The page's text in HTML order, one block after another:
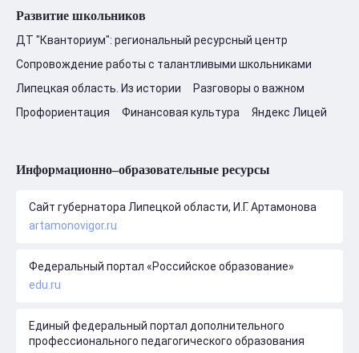
Развитие школьников
ДТ "Кванториум": региональный ресурсный центр
Сопровождение работы с талантливыми школьниками
Липецкая область. Из истории
Разговоры о важном
Профориентация
Финансовая культура Яндекс Лицей
Информационно–образовательные ресурсы
Сайт губернатора Липецкой области, И.Г. Артамонова
artamonovigor.ru
Федеральный портал «Российское образование»
edu.ru
Единый федеральный портал дополнительного
профессионального педагогического образования